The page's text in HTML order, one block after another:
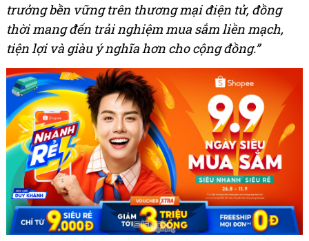
trưởng bền vững trên thương mại điện tử, đồng
thời mang đến trải nghiệm mua sắm liền mạch,
tiện lợi và giàu ý nghĩa hơn cho cộng đồng.”